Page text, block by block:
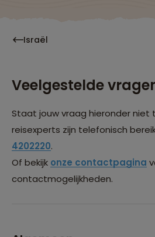
Israël
Veelgestelde
Staat jouw vraag hieronder niet
reisexperts zijn telefonisch
4202220.
Of bekijk onze contactpagina
contactmogelijkheden.